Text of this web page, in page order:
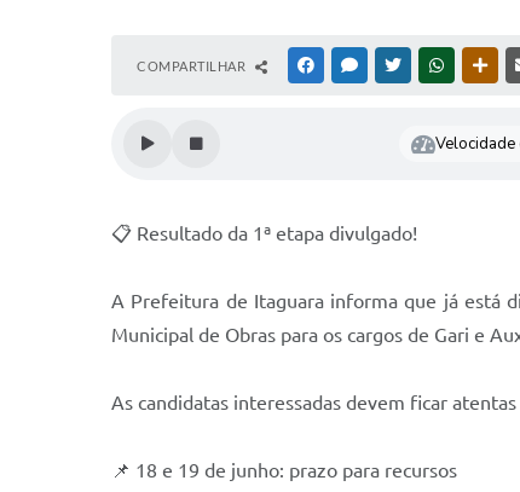
COMPARTILHAR FACEBOOKMESSENGER
TWITTERWHATSAPP
Velocidade
📋 Resultado da 1ª etapa divulgado!
A Prefeitura de Itaguara informa que já está
Municipal de Obras para os cargos de Gari e
As candidatas interessadas devem ficar
📌 18 e 19 de junho: prazo para recursos